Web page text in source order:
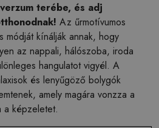
terébe, és adj
Az űrmotívumos
kínálják annak, hogy
az nappali, hálószoba, iroda
hangulatot vigyél. A
és lenyűgöző bolygók
amely magára vonzza a
a képzeletet.